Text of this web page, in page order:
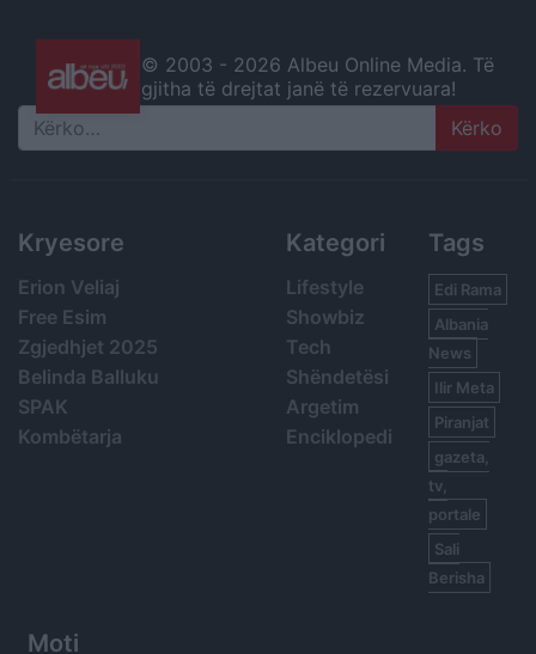
© 2003 - 2026 Albeu Online Media. Të
gjitha të drejtat janë të rezervuara!
Search
Kryesore
Erion Veliaj
Free Esim
Zgjedhjet 2025
Belinda Balluku
SPAK
Kombëtarja
Kategori
Lifestyle
Showbiz
Tech
Shëndetësi
Argetim
Enciklopedi
Tags
Edi Rama
Albania
News
Ilir Meta
Piranjat
gazeta,
tv,
portale
Sali
Berisha
Moti